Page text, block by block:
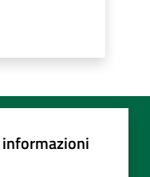
informazioni